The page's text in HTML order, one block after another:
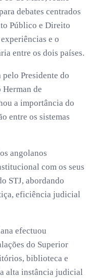
debates centrados
Público e Direito
e o
entre os dois países.
Presidente do
de
a importância do
entre os sistemas
angolanos
com os seus
STJ, abordando
eficiência judicial
efectuou
do Superior
biblioteca e
alta instância judicial